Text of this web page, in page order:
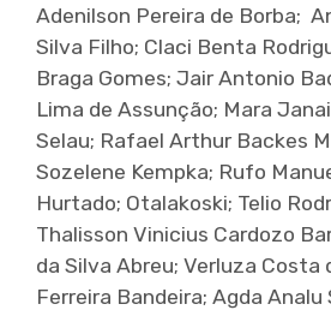
Adenilson Pereira de Borba;
Silva Filho; Claci Benta
Braga Gomes; Jair Antonio
Lima de Assunção; Mara
Selau; Rafael Arthur Backes
Sozelene Kempka; Rufo
Hurtado; Otalakoski; Telio
Thalisson Vinicius Cardozo
da Silva Abreu; Verluza Costa
Ferreira Bandeira; Agda Analu